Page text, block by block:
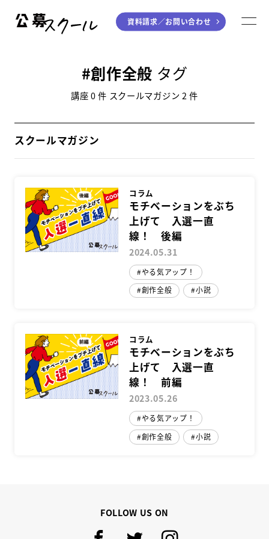
ジャンルから探す
童話
ライティング
川柳・短歌・俳句
学び方から探す
デジタル講座
入門・実践講座
コンセプト
受講の流れ
ニュース
お問い合わせ
資料請求／お問い合わせ
創作全般 タグ
講座 0 件 スクールマガジン 2 件
スクールマガジン
コラム
モチベーションをぶち
上げて 入選一直
線！ 後編
2024.05.31
やる気アップ！
創作全般
小説
コラム
モチベーションをぶち
上げて 入選一直
線！ 前編
2023.05.26
やる気アップ！
創作全般
小説
FOLLOW US ON